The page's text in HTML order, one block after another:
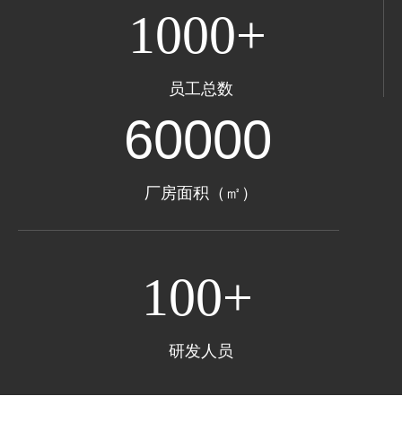
1000+
员工总数
60000
厂房面积（㎡）
100+
研发人员